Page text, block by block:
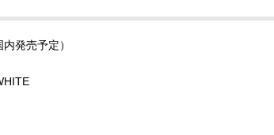
内発売予定）